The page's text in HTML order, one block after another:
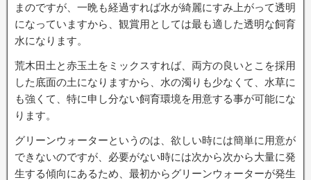
まのですが、一晩も経過すれば水が綺麗にすみ上がって透明
になっていますから、観賞用としては最も適した透明な飼育
水になります。
荒木田土と赤玉土をミックスすれば、両方の良いとこを採用
した底面の土になりますから、水の濁りも少なくて、水草に
も強くて、特に申し分ない飼育環境を用意する事が可能にな
ります。
グリーンウォーターというのは、欲しい時には簡単に用意が
できないのですが、必要がない時には次から次から大量に発
生する傾向にあるため、最初からグリーンウォーターが発生